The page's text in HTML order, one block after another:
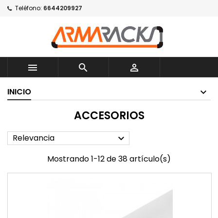
Teléfono: 6644209927
  
INICIO
ACCESORIOS
Relevancia 
Mostrando 1-12 de 38 artículo(s)